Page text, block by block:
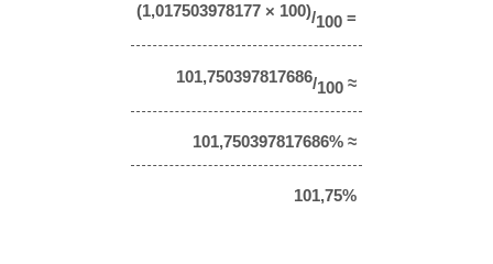
(1,017503978177 × 100)/100 =
101,750397817686/100 ≈
101,750397817686% ≈
101,75%